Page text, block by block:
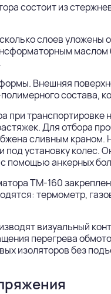
состоит из
слоев
Внешняя
состава,
при
Для отбора
сливным краном.
под установку
помощью анкерных
ТМ-160
термометр,
визуальный
перегрева
изоляторов без